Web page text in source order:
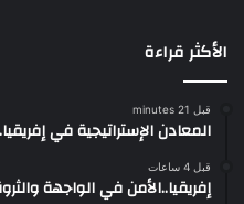
الأكثر قراءة
قبل 21 minutes
المعادن الإستراتيجية في
قبل 4 ساعات
إفريقيا..الأمن في الواجهة